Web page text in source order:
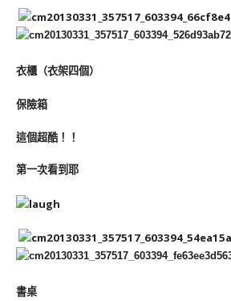
衣櫃（衣架四個）
保險箱
這個超酷！！
第一次看到耶
書桌